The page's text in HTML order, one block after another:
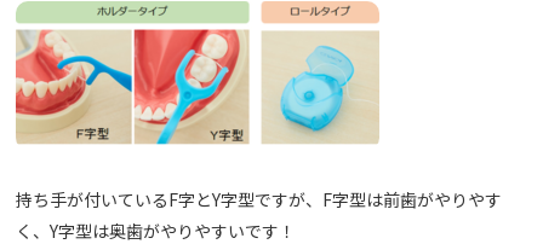
持ち手が付いているF字とY字型ですが、F字型は前歯がやりやす
く、Y字型は奥歯がやりやすいです！